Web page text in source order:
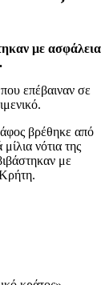
με ασφάλεια
επέβαιναν σε
βρέθηκε από
νότια της
με